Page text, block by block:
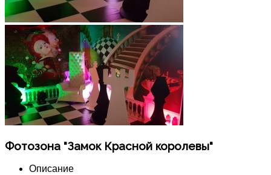
Фотозона "Замок Красной королевы"
Описание